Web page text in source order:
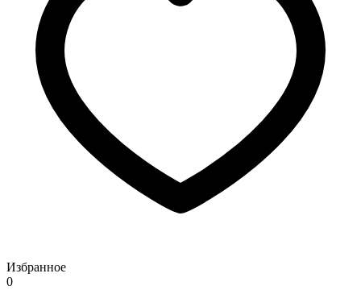
Избранное
0